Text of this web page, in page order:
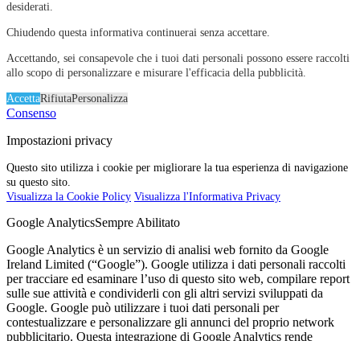
desiderati.
Chiudendo questa informativa continuerai senza accettare.
Accettando, sei consapevole che i tuoi dati personali possono essere raccolti
allo scopo di personalizzare e misurare l'efficacia della pubblicità.
AccettaRifiutaPersonalizza
Consenso
Impostazioni privacy
Questo sito utilizza i cookie per migliorare la tua esperienza di navigazione
su questo sito.
Visualizza la Cookie Policy Visualizza l'Informativa Privacy
Google AnalyticsSempre Abilitato
Google Analytics è un servizio di analisi web fornito da Google
Ireland Limited (“Google”). Google utilizza i dati personali raccolti
per tracciare ed esaminare l’uso di questo sito web, compilare report
sulle sue attività e condividerli con gli altri servizi sviluppati da
Google. Google può utilizzare i tuoi dati personali per
contestualizzare e personalizzare gli annunci del proprio network
pubblicitario. Questa integrazione di Google Analytics rende